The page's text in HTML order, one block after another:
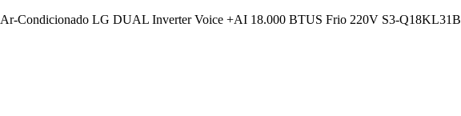
Ar-Condicionado LG DUAL Inverter Voice +AI 18.000 BTUS Frio 220V S3-Q18KL31B